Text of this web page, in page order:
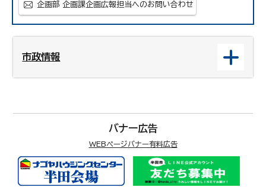
企画部 企画課企画広報担当へのお問い合わせ
市政情報
バナー広告
WEBページバナー有料広告